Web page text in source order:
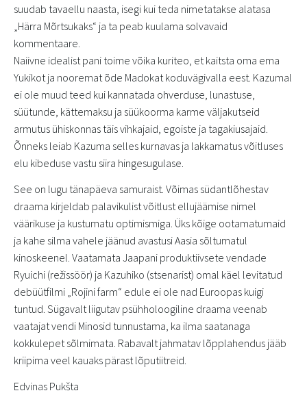
suudab tavaellu naasta, isegi kui teda nimetatakse alatasa
„Härra Mõrtsukaks“ ja ta peab kuulama solvavaid
kommentaare.
Naiivne idealist pani toime võika kuriteo, et kaitsta oma ema
Yukikot ja nooremat õde Madokat koduvägivalla eest. Kazumal
ei ole muud teed kui kannatada ohverduse, lunastuse,
süütunde, kättemaksu ja süükoorma karme väljakutseid
armutus ühiskonnas täis vihkajaid, egoiste ja tagakiusajaid.
Õnneks leiab Kazuma selles kurnavas ja lakkamatus võitluses
elu kibeduse vastu siira hingesugulase.
See on lugu tänapäeva samuraist. Võimas südantlõhestav
draama kirjeldab palavikulist võitlust ellujäämise nimel
väärikuse ja kustumatu optimismiga. Üks kõige ootamatumaid
ja kahe silma vahele jäänud avastusi Aasia sõltumatul
kinoskeenel. Vaatamata Jaapani produktiivsete vendade
Ryuichi (režissöör) ja Kazuhiko (stsenarist) omal käel levitatud
debüütfilmi „Rojini farm“ edule ei ole nad Euroopas kuigi
tuntud. Sügavalt liigutav psühholoogiline draama veenab
vaatajat vendi Minosid tunnustama, ka ilma saatanaga
kokkulepet sõlmimata. Rabavalt jahmatav lõpplahendus jääb
kriipima veel kauaks pärast lõputiitreid.
Edvinas Pukšta